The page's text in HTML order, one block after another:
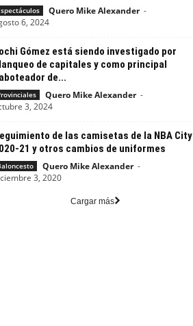
Quero Mike Alexander -
6, 2024
Gómez está siendo investigado por
de capitales y como principal
de...
Quero Mike Alexander -
3, 2024
de las camisetas de la NBA City
21 y otros cambios de uniformes
Quero Mike Alexander -
3, 2020
Cargar más